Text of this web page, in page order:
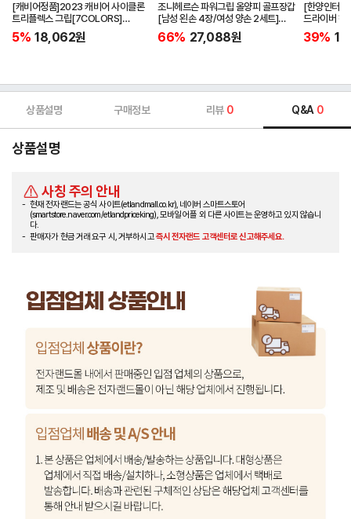
[캐비어정품]2023 캐비어 사이클론
트리플렉스 그립[7COLORS]
[라운드][39g/42g/46g/50g]
[R/S 토크]
5% 18,062원
조니헤르슨 파워그립 올양피 골프장갑
[남성 왼손 4장/여성 양손 2세트]
[화이트][케이스포함]
66% 27,088원
[한양인터
드라이버 헤
[HD-302]
39%
상품설명 구매정보 리뷰 0 Q&A 0
상품설명
사칭 주의 안내
현재 전자랜드는 공식 사이트(etlandmall.co.kr), 네이버 스마트스토어
(smartstore.naver.com/etlandpriceking), 모바일 어플 외 다른 사이트는 운영하고 있지 않습니
다.
판매자가 현금 거래 요구 시, 거부하시고즉시 전자랜드 고객센터로 신고해주세요.